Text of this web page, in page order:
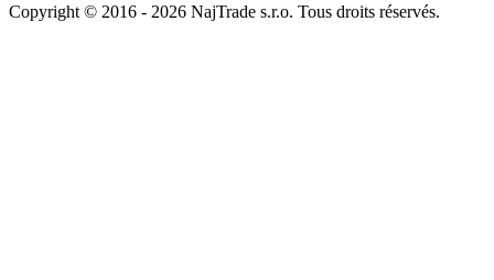
Copyright © 2016 - 2026 NajTrade s.r.o. Tous droits réservés.